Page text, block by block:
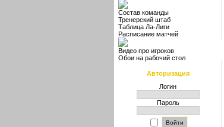
Состав команды
Тренерский штаб
Таблица Ла-Лиги
Расписание матчей
Видео про игроков
Обои на рабочий стол
Авторизация
Логин
Пароль